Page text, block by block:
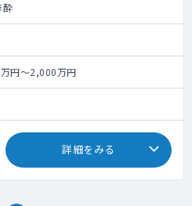
酔
円～2,000万円
詳細をみる